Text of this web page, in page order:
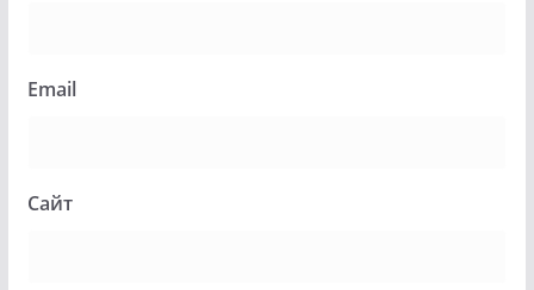
Email
Сайт